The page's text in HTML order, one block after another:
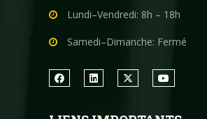
Lundi–Vendredi: 8h – 18h
Samedi–Dimanche: Fermé